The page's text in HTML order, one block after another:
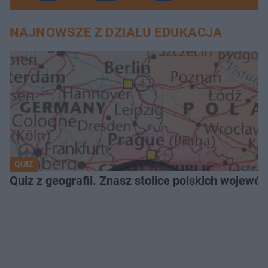
NAJNOWSZE Z DZIAŁU EDUKACJA
QUIZ
Quiz z geografii. Znasz stolice polskich